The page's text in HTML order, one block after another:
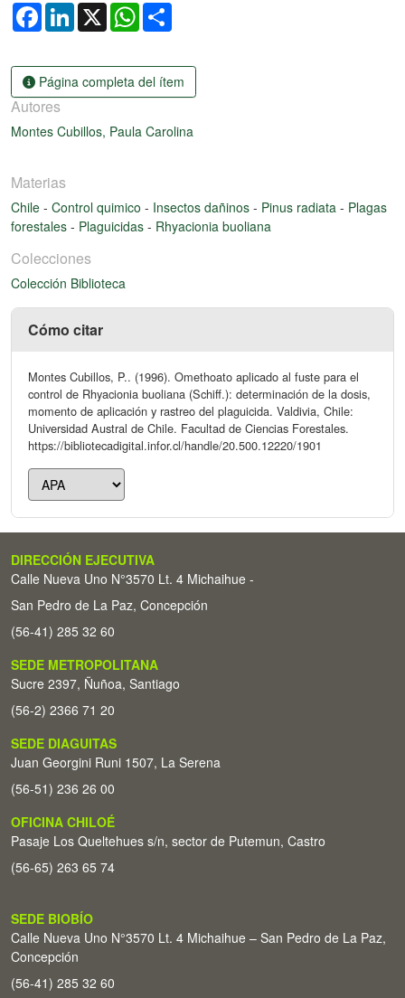
FacebookLinkedIn
X WhatsApp
Página completa del ítem
Autores
Montes Cubillos, Paula Carolina
Materias
Chile - Control quimico - Insectos dañinos - Pinus radiata - Plagas
forestales - Plaguicidas - Rhyacionia buoliana
Colecciones
Colección Biblioteca
Cómo citar
Montes Cubillos, P.. (1996). Omethoato aplicado al fuste para el
control de Rhyacionia buoliana (Schiff.): determinación de la dosis,
momento de aplicación y rastreo del plaguicida. Valdivia, Chile:
Universidad Austral de Chile. Facultad de Ciencias Forestales.
https://bibliotecadigital.infor.cl/handle/20.500.12220/1901
DIRECCIÓN EJECUTIVA
Calle Nueva Uno N°3570 Lt. 4 Michaihue -
San Pedro de La Paz, Concepción
(56-41) 285 32 60
SEDE METROPOLITANA
Sucre 2397, Ñuñoa, Santiago
(56-2) 2366 71 20
SEDE DIAGUITAS
Juan Georgini Runi 1507, La Serena
(56-51) 236 26 00
OFICINA CHILOÉ
Pasaje Los Queltehues s/n, sector de Putemun, Castro
(56-65) 263 65 74
SEDE BIOBÍO
Calle Nueva Uno N°3570 Lt. 4 Michaihue – San Pedro de La Paz,
Concepción
(56-41) 285 32 60